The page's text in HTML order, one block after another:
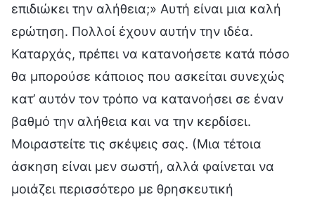
επιδιώκει την αλήθεια;» Αυτή είναι μια καλή
ερώτηση. Πολλοί έχουν αυτήν την ιδέα.
Καταρχάς, πρέπει να κατανοήσετε κατά πόσο
θα μπορούσε κάποιος που ασκείται συνεχώς
κατ’ αυτόν τον τρόπο να κατανοήσει σε έναν
βαθμό την αλήθεια και να την κερδίσει.
Μοιραστείτε τις σκέψεις σας. (Μια τέτοια
άσκηση είναι μεν σωστή, αλλά φαίνεται να
μοιάζει περισσότερο με θρησκευτική